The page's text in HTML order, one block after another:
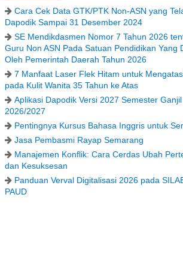
Cara Cek Data GTK/PTK Non-ASN yang
Dapodik Sampai 31 Desember 2024
SE Mendikdasmen Nomor 7 Tahun 2026
Guru Non ASN Pada Satuan Pendidikan Yang
Oleh Pemerintah Daerah Tahun 2026
7 Manfaat Laser Flek Hitam untuk
pada Kulit Wanita 35 Tahun ke Atas
Aplikasi Dapodik Versi 2027 Semester
2026/2027
Pentingnya Kursus Bahasa Inggris untuk
Jasa Pembasmi Rayap Semarang
Manajemen Konflik: Cara Cerdas Ubah
dan Kesuksesan
Panduan Verval Digitalisasi 2026 pada
PAUD